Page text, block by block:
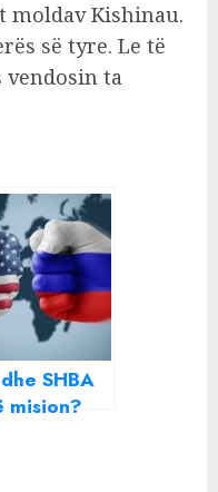
Kishinau.
së tyre. Le të
vendosin ta
SHBA
mision?